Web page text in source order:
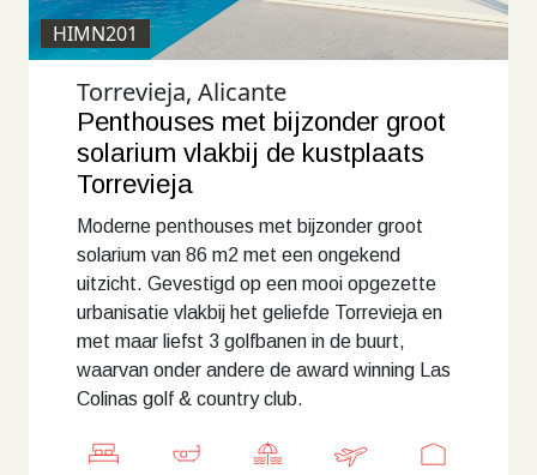
HIMN201
Torrevieja, Alicante
Penthouses met bijzonder groot
solarium vlakbij de kustplaats
Torrevieja
Moderne penthouses met bijzonder groot
solarium van 86 m2 met een ongekend
uitzicht. Gevestigd op een mooi opgezette
urbanisatie vlakbij het geliefde Torrevieja en
met maar liefst 3 golfbanen in de buurt,
waarvan onder andere de award winning Las
Colinas golf & country club.